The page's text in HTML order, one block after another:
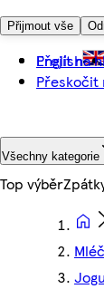
Přijmout vše
Přejít na
Přeskočit
English
Všechny kategorie
Top výběr